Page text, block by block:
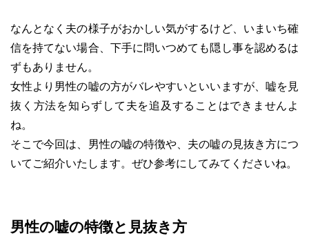
なんとなく夫の様子がおかしい気がするけど、いまいち確
信を持てない場合、下手に問いつめても隠し事を認めるは
ずもありません。
女性より男性の嘘の方がバレやすいといいますが、嘘を見
抜く方法を知らずして夫を追及することはできませんよ
ね。
そこで今回は、男性の嘘の特徴や、夫の嘘の見抜き方につ
いてご紹介いたします。ぜひ参考にしてみてくださいね。
男性の嘘の特徴と見抜き方